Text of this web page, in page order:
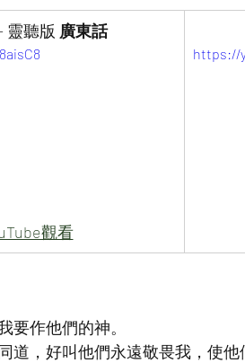
靈聽版 廣東話
觀看
https://
要作他們的神。
道，好叫他們永遠敬畏我，使他